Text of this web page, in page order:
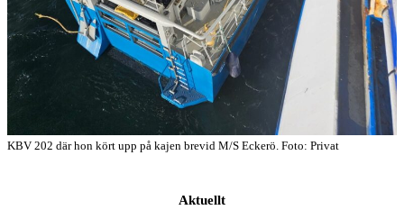
KBV 202 där hon kört upp på kajen brevid M/S Eckerö. Foto: Privat
Aktuellt